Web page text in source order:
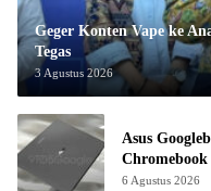
Geger Konten Vape ke
Tegas
3 Agustus 2026
Asus
Chromebook
6 Agustus 2026